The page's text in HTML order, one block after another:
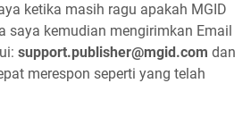
ketika masih ragu apakah MGID
saya kemudian mengirimkan Email
support.publisher@mgid.com dan
merespon seperti yang telah